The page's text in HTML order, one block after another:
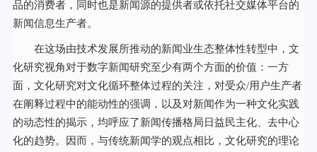
品的消费者，同时也是新闻源的提供者或依托社交媒体平台的
新闻信息生产者。
在这场由技术发展所推动的新闻业生态整体性转型中，文
化研究视角对于数字新闻研究至少有两个方面的价值：一方
面，文化研究对文化循环整体过程的关注，对受众/用户生产者
在阐释过程中的能动性的强调，以及对新闻作为一种文化实践
的动态性的揭示，均呼应了新闻传播格局日益民主化、去中心
化的趋势。因而，与传统新闻学的观点相比，文化研究的理论